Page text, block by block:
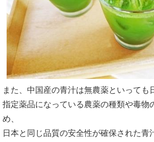
また、中国産の青汁は無農薬といっても
指定薬品になっている農薬の種類や毒物
め、
日本と同じ品質の安全性が確保された青